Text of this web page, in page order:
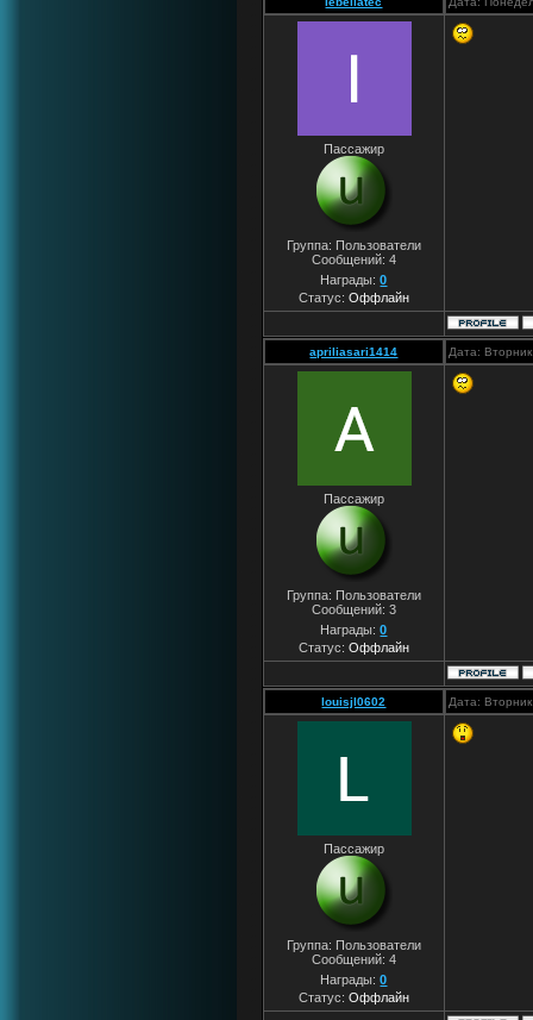
Пассажир
Группа: Пользователи
Сообщений: 4
Награды:0
Статус: Оффлайн
apriliasari1414 Дата:
Пассажир
Группа: Пользователи
Сообщений: 3
Награды:0
Статус: Оффлайн
louisjl0602 Дата:
Пассажир
Группа: Пользователи
Сообщений: 4
Награды:0
Статус: Оффлайн